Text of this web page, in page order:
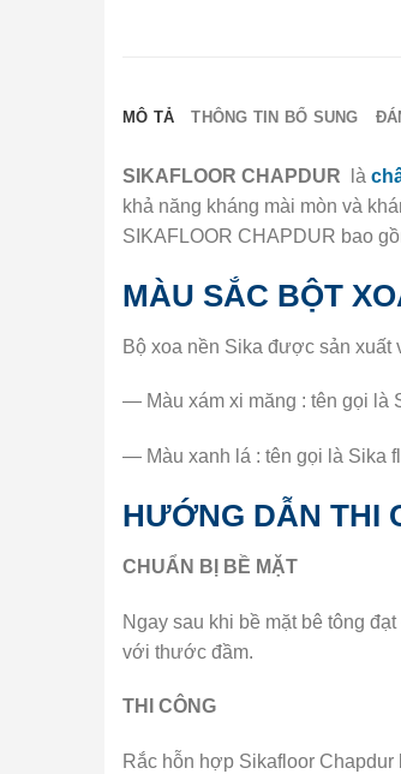
MÔ TẢ THÔNG TIN BỔ SUNG
SIKAFLOOR CHAPDUR là
khả năng kháng mài mòn và
SIKAFLOOR CHAPDUR bao
MÀU SẮC BỘT
Bộ xoa nền Sika được sản xuất
— Màu xám xi măng : tên gọi là
— Màu xanh lá : tên gọi là Sika
HƯỚNG DẪN THI
CHUẨN BỊ BỀ MẶT
Ngay sau khi bề mặt bê tông
với thước đầm.
THI CÔNG
Rắc hỗn hợp Sikafloor